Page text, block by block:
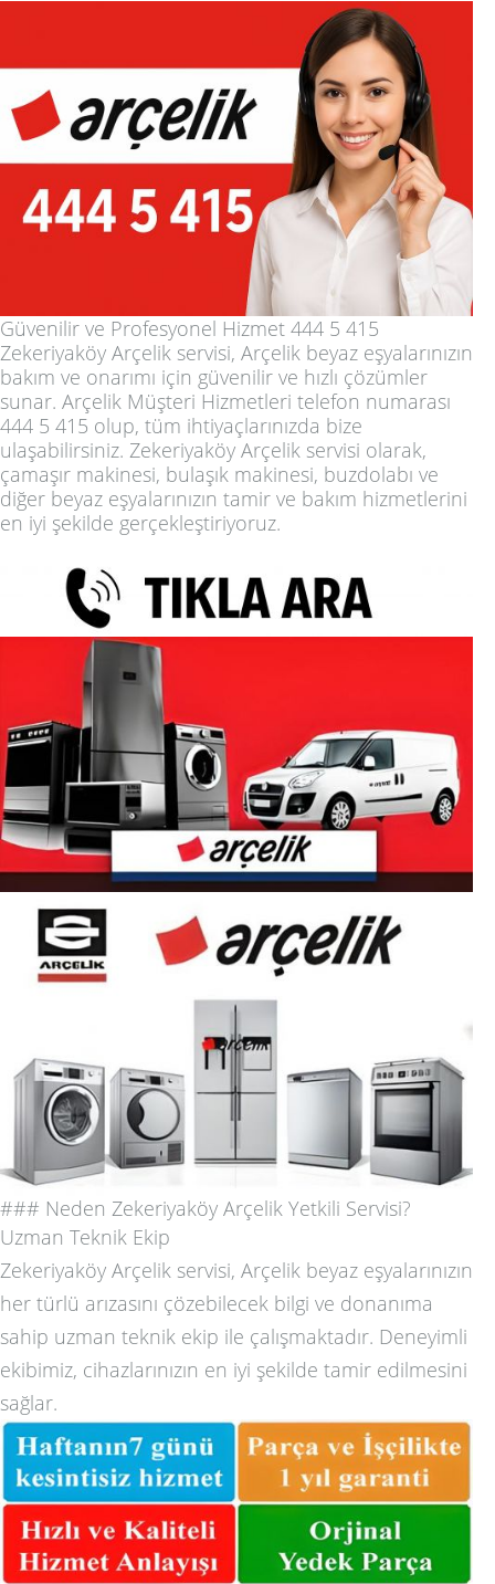
Güvenilir ve Profesyonel Hizmet 444 5 415
Zekeriyaköy Arçelik servisi, Arçelik beyaz eşyalarınızın
bakım ve onarımı için güvenilir ve hızlı çözümler
sunar. Arçelik Müşteri Hizmetleri telefon numarası
444 5 415 olup, tüm ihtiyaçlarınızda bize
ulaşabilirsiniz. Zekeriyaköy Arçelik servisi olarak,
çamaşır makinesi, bulaşık makinesi, buzdolabı ve
diğer beyaz eşyalarınızın tamir ve bakım hizmetlerini
en iyi şekilde gerçekleştiriyoruz.
### Neden Zekeriyaköy Arçelik Yetkili Servisi?
Uzman Teknik Ekip
Zekeriyaköy Arçelik servisi, Arçelik beyaz eşyalarınızın
her türlü arızasını çözebilecek bilgi ve donanıma
sahip uzman teknik ekip ile çalışmaktadır. Deneyimli
ekibimiz, cihazlarınızın en iyi şekilde tamir edilmesini
sağlar.